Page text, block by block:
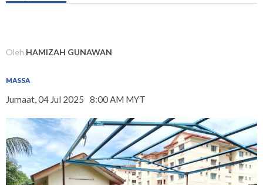
Oleh HAMIZAH GUNAWAN
MASSA
Jumaat, 04 Jul 2025 8:00 AM MYT